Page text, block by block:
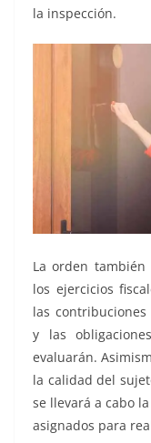
la inspección.
La orden
los ejercicios
las
y las
evaluarán.
la calidad del
se llevará a cabo
asignados para